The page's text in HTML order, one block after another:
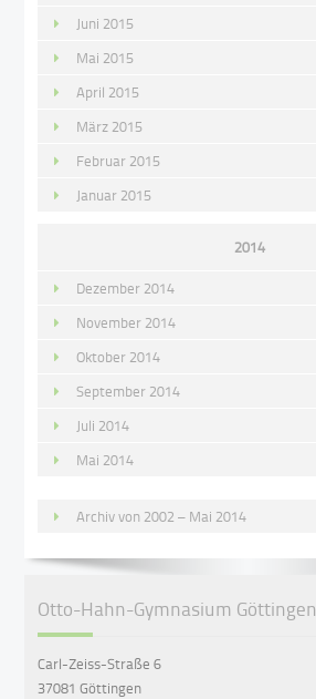
Juni 2015
Mai 2015
April 2015
März 2015
Februar 2015
Januar 2015
2014
Dezember 2014
November 2014
Oktober 2014
September 2014
Juli 2014
Mai 2014
Archiv von 2002 – Mai 2014
Otto-Hahn-Gymnasium Göttingen
Carl-Zeiss-Straße 6
37081 Göttingen